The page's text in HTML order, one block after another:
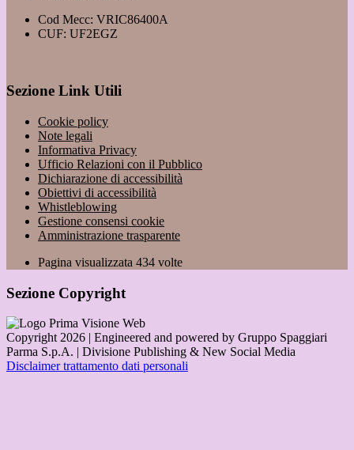
Cod Mecc: VRIC86400A
CUF: UF2EGZ
Sezione Link Utili
Cookie policy
Note legali
Informativa Privacy
Ufficio Relazioni con il Pubblico
Dichiarazione di accessibilità
Obiettivi di accessibilità
Whistleblowing
Gestione consensi cookie
Amministrazione trasparente
Pagina visualizzata 434 volte
Sezione Copyright
Copyright 2026 | Engineered and powered by Gruppo Spaggiari
Parma S.p.A. | Divisione Publishing & New Social Media
Disclaimer trattamento dati personali